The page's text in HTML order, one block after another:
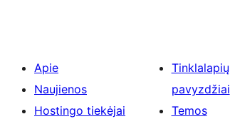
Apie
Naujienos
Hostingo tiekėjai
Tinklalapių
pavyzdžiai
Temos